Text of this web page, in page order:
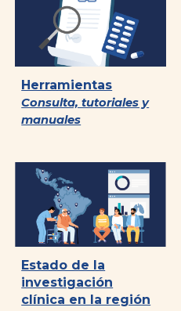
Herramientas
Consulta, tutoriales y
manuales
Estado de la
investigación
clínica en la región